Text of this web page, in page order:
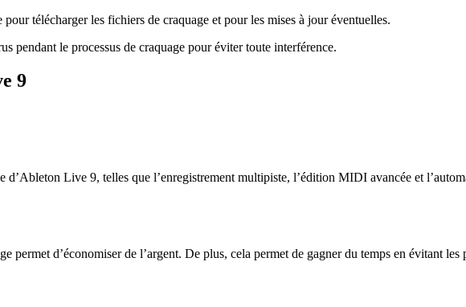
télécharger les fichiers de craquage et pour les mises à jour éventuelles.
pendant le processus de craquage pour éviter toute interférence.
9
d’Ableton Live 9, telles que l’enregistrement multipiste, l’édition MIDI avancée et
permet d’économiser de l’argent. De plus, cela permet de gagner du temps en évitant